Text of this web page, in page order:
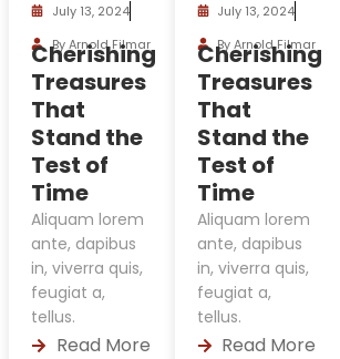
July 13, 2024
By Arnold Filmar
Cherishing
Treasures
That
Stand the
Test of
Time
Aliquam lorem
ante, dapibus
in, viverra quis,
feugiat a,
tellus.
Read More
July 13, 2024
By Arnold Filmar
Cherishing
Treasures
That
Stand the
Test of
Time
Aliquam lorem
ante, dapibus
in, viverra quis,
feugiat a,
tellus.
Read More